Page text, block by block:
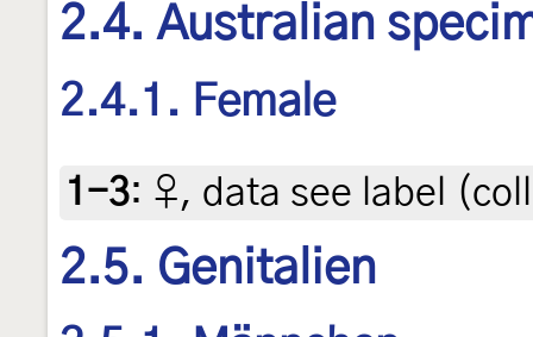
2.4. Australian
2.4.1. Female
1-3: ♀, data see label
2.5. Genitalien